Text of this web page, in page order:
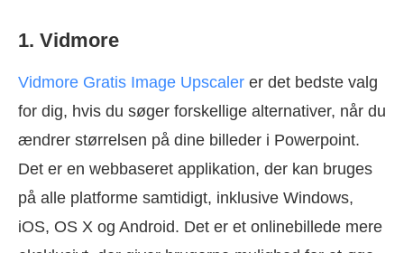
1. Vidmore
Vidmore Gratis Image Upscaler er det bedste valg
for dig, hvis du søger forskellige alternativer, når du
ændrer størrelsen på dine billeder i Powerpoint.
Det er en webbaseret applikation, der kan bruges
på alle platforme samtidigt, inklusive Windows,
iOS, OS X og Android. Det er et onlinebillede mere